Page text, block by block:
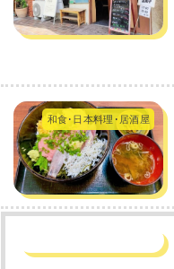
和食･日本料理･居酒屋